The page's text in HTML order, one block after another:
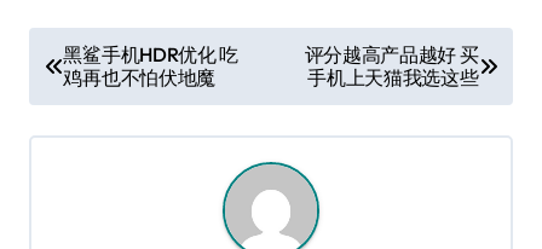
章
导
黑鲨手机HDR优化 吃
鸡再也不怕伏地魔
评分越高产品越好 买
手机上天猫我选这些